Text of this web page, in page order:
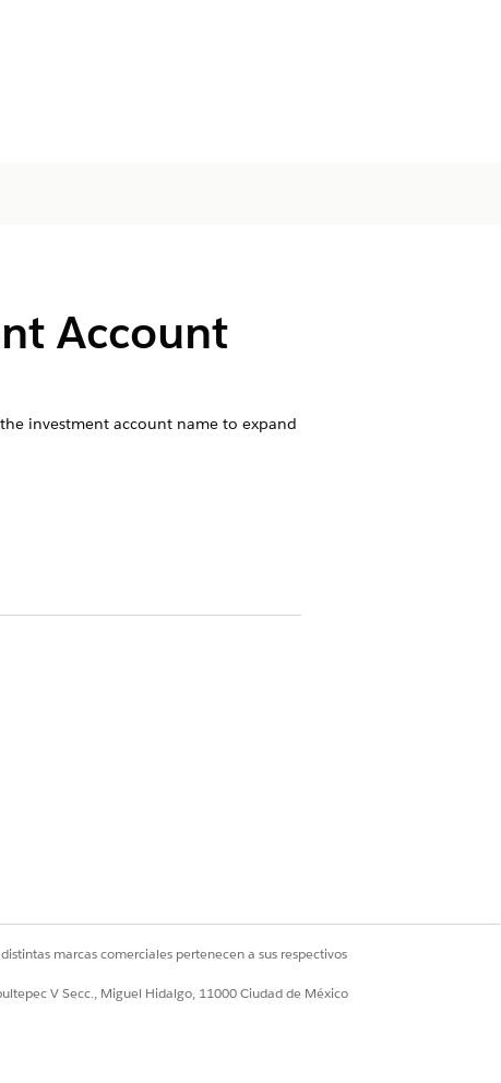
Account
investment account name to expand
marcas comerciales pertenecen a sus respectivos
V Secc., Miguel Hidalgo, 11000 Ciudad de México